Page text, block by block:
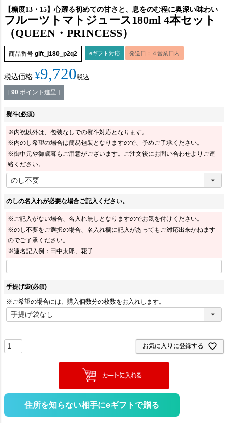
【糖度13・15】心躍る初めての甘さと、息をのむ程に奥深い味わい
フルーツトマトジュース180ml 4本セット
（QUEEN・PRINCESS）
商品番号 gift_j180_p2q2 eギフト対応 発送日：４営業日内
税込価格 ¥9,720税込
[ 90 ポイント進呈 ]
熨斗(必須)
※内祝以外は、包装なしでの熨斗対応となります。
※内のし希望の場合は簡易包装となりますので、予めご了承ください。
※御中元や御歳暮もご用意がございます。ご注文後にお問い合わせよりご連
絡ください。
のしの名入れが必要な場合ご記入ください。
※ご記入がない場合、名入れ無しとなりますのでお気を付けください。
※のし不要をご選択の場合、名入れ欄に記入があってもご対応出来かねます
のでご了承ください。
※連名記入例：田中太郎、花子
手提げ袋(必須)
※ご希望の場合には、購入個数分の枚数をお入れします。
お気に入りに登録する
住所を知らない相手にeギフトで贈る